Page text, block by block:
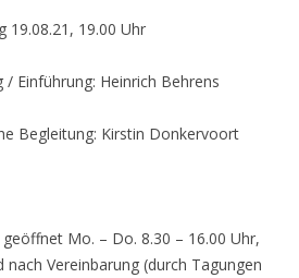
19.08.21, 19.00 Uhr
/ Einführung: Heinrich Behrens
Begleitung: Kirstin Donkervoort
geöffnet Mo. – Do. 8.30 – 16.00 Uhr,
nach Vereinbarung (durch Tagungen